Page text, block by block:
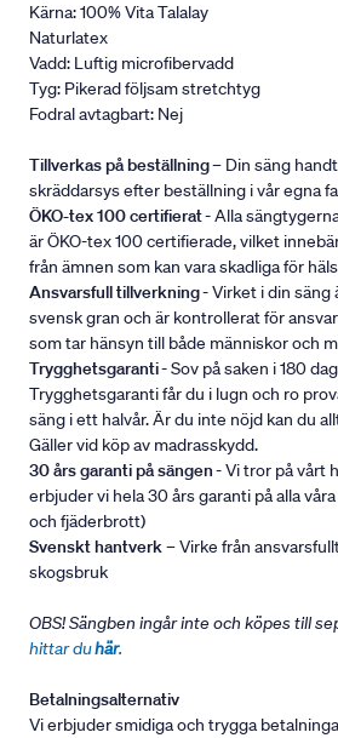
Kärna: 100% Vita Talalay
Naturlatex
Vadd: Luftig microfibervadd
Tyg: Pikerad följsam stretchtyg
Fodral avtagbart: Nej
Tillverkas på beställning– Din säng
skräddarsys efter beställning i vår egna
ÖKO-tex 100 certifierat- Alla
är ÖKO-tex 100 certifierade, vilket
från ämnen som kan vara skadliga för
Ansvarsfull tillverkning- Virket i din säng
svensk gran och är kontrollerat för
som tar hänsyn till både människor och
Trygghetsgaranti- Sov på saken i 180
Trygghetsgaranti får du i lugn och ro
säng i ett halvår. Är du inte nöjd kan du
Gäller vid köp av madrasskydd.
30 års garanti på sängen- Vi tror på vårt
erbjuder vi hela 30 års garanti på alla
och fjäderbrott)
Svenskt hantverk– Virke från
skogsbruk
OBS! Sängben ingår inte och köpes till
hittar duhär.
Betalningsalternativ
Vi erbjuder smidiga och trygga